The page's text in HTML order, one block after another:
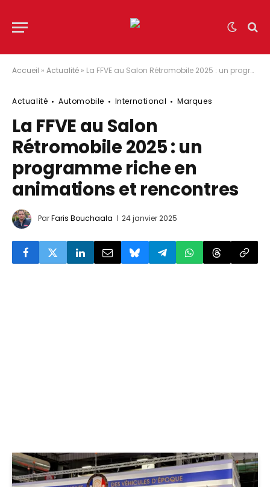
Accueil » Actualité » La FFVE au Salon Rétromobile 2025 : un programme riche en animations et rencontres
Actualité Automobile International Marques
La FFVE au Salon
Rétromobile 2025 : un
programme riche en
animations et rencontres
ParFaris Bouchaala 24 janvier 2025